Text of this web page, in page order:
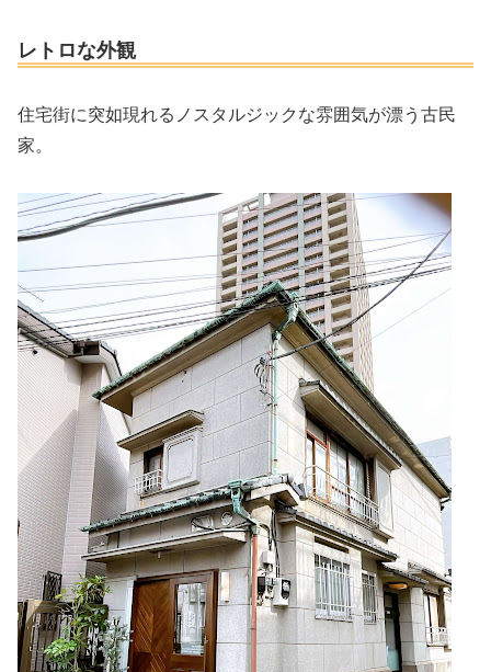
レトロな外観
住宅街に突如現れるノスタルジックな雰囲気が漂う古民
家。